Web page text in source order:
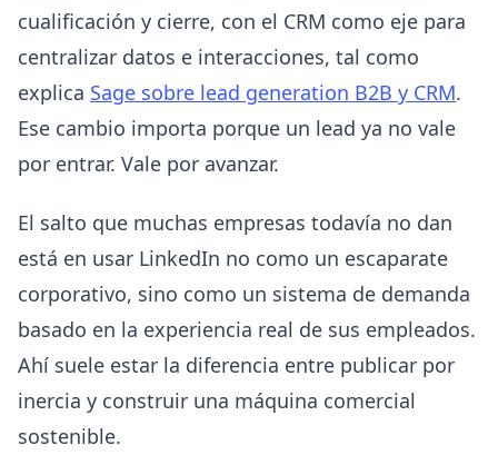
cualificación y cierre, con el CRM como eje para
centralizar datos e interacciones, tal como
explica Sage sobre lead generation B2B y CRM.
Ese cambio importa porque un lead ya no vale
por entrar. Vale por avanzar.
El salto que muchas empresas todavía no dan
está en usar LinkedIn no como un escaparate
corporativo, sino como un sistema de demanda
basado en la experiencia real de sus empleados.
Ahí suele estar la diferencia entre publicar por
inercia y construir una máquina comercial
sostenible.